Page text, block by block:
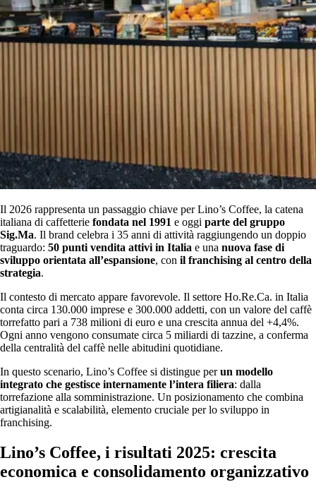
Il 2026 rappresenta un passaggio chiave per Lino’s Coffee, la catena
italiana di caffetterie fondata nel 1991 e oggi parte del gruppo
Sig.Ma. Il brand celebra i 35 anni di attività raggiungendo un doppio
traguardo: 50 punti vendita attivi in Italia e una nuova fase di
sviluppo orientata all’espansione, con il franchising al centro della
strategia.
Il contesto di mercato appare favorevole. Il settore Ho.Re.Ca. in Italia
conta circa 130.000 imprese e 300.000 addetti, con un valore del caffè
torrefatto pari a 738 milioni di euro e una crescita annua del +4,4%.
Ogni anno vengono consumate circa 5 miliardi di tazzine, a conferma
della centralità del caffè nelle abitudini quotidiane.
In questo scenario, Lino’s Coffee si distingue perun modello
integrato che gestisce internamente l’intera filiera: dalla
torrefazione alla somministrazione. Un posizionamento che combina
artigianalità e scalabilità, elemento cruciale per lo sviluppo in
franchising.
Lino’s Coffee, i risultati 2025: crescita
economica e consolidamento organizzativo